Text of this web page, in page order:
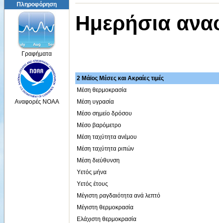
Πληροφόρηση
Γραφήματα
Αναφορές NOAA
Ημερήσια
2 Μάϊος Μέσες και Ακραίες τιμές
Μέση θερμοκρασία
Μέση υγρασία
Μέσο σημείο δρόσου
Μέσο βαρόμετρο
Μέση ταχύτητα ανέμου
Μέση ταχύτητα ριπών
Μέση διεύθυνση
Υετός μήνα
Υετός έτους
Μέγιστη ραγδαιότητα ανά λεπτό
Μέγιστη θερμοκρασία
Ελάχιστη θερμοκρασία